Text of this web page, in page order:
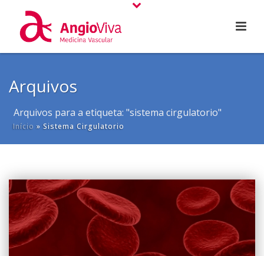
Arquivos
Arquivos para a etiqueta: "sistema cirgulatorio"
Início » Sistema Cirgulatorio